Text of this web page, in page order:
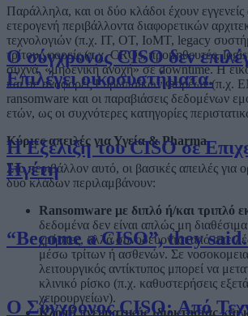
Ο σύγχρονος CISO δεν
Επιλέγει οικοσυστήματα.
Η Εξέλιξη του CISO σε
Ηγέτη
“Become a CISO”, they
Ο Σύγχρονος CISO: Από
Παράλληλα, και οι δύο κλάδοι έχουν εγγενείς
ετερογενή περιβάλλοντα διαφορετικών
τεχνολογιών (π.χ. IT, OT, IoMT, legacy
τρίτους φορείς (π.χ. CROs, προμηθευτές,
συχνά, «μηδενική ανοχή» σε downtime. Η
και σε αναφορές Ευρωπαϊκών Φορέων (π.χ.
ransomware και οι παραβιάσεις δεδομένων
ετών, ως οι συχνότερες κατηγορίες
Κύριες απειλές για Υγεία & Pharma
Στο περιβάλλον αυτό, οι βασικές απειλές για
δύο κλάδων περιλαμβάνουν:
Ransomware με διπλό ή/και τριπλό
δεδομένα δεν είναι απλώς μη
χρήστες, αλλά συνοδεύονται από
μέσω τρίτων ή ασθενών. Σε
λειτουργικός αντίκτυπος μπορεί να
κλινικό ρίσκο (π.χ. καθυστερήσεις
χειρουργείων).
Κλοπή πνευματικής ιδιοκτησίας και